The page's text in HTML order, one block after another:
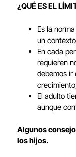
¿QUÉ ES EL
Es la
un
En cada
requieren
debemos ir
El adulto
aunque
Algunos
los hijos.